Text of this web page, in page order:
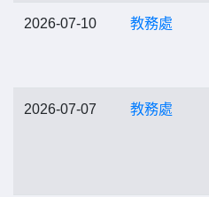
2026-07-10 教務處
2026-07-07 教務處